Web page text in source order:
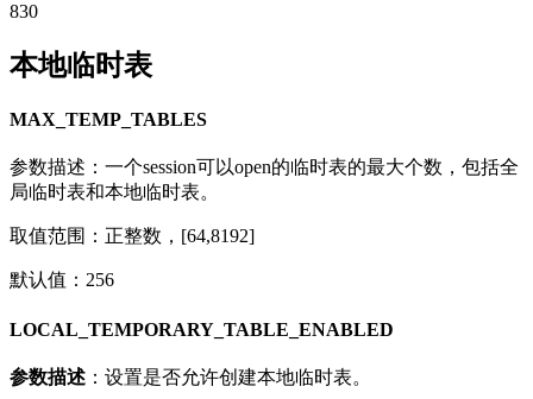
830
本地临时表
MAX_TEMP_TABLES
参数描述：一个session可以open的临时表的最大个数，包括全
局临时表和本地临时表。
取值范围：正整数，[64,8192]
默认值：256
LOCAL_TEMPORARY_TABLE_ENABLED
参数描述 ：设置是否允许创建本地临时表。